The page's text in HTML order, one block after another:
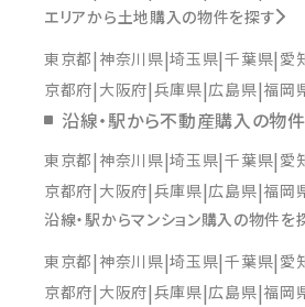
エリアから土地購入の物件を探す
東京都 神奈川県 埼玉県 千葉県 愛
京都府 大阪府 兵庫県 広島県 福岡
沿線・駅から不動産購入の物
東京都 神奈川県 埼玉県 千葉県 愛
京都府 大阪府 兵庫県 広島県 福岡
沿線・駅からマンション購入の物件を
東京都 神奈川県 埼玉県 千葉県 愛
京都府 大阪府 兵庫県 広島県 福岡